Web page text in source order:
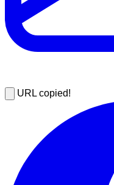
URL copied!